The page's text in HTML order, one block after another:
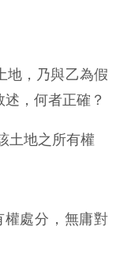
地，乃與乙為假
，何者正確？
土地之所有權
權處分，無庸對